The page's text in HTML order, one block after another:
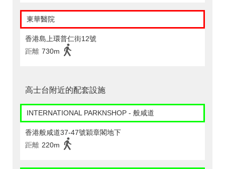
東華醫院
香港島上環普仁街12號
距離 730m
高士台附近的配套設施
INTERNATIONAL PARKNSHOP - 般咸道
香港般咸道37-47號穎章閣地下
距離 220m